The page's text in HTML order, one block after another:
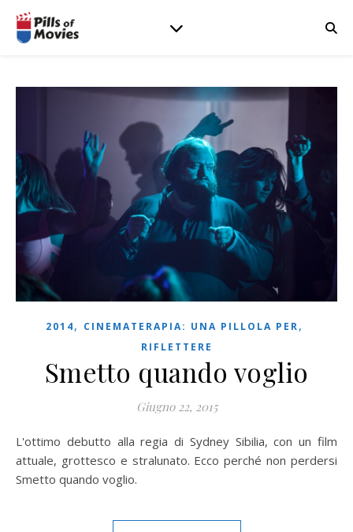
2014, CINEMATERAPIA: UNA PILLOLA PER,
RIFLETTERE
Smetto quando voglio
Giugno 22, 2015
L'ottimo debutto alla regia di Sydney Sibilia, con un film
attuale, grottesco e stralunato. Ecco perché non perdersi
Smetto quando voglio.